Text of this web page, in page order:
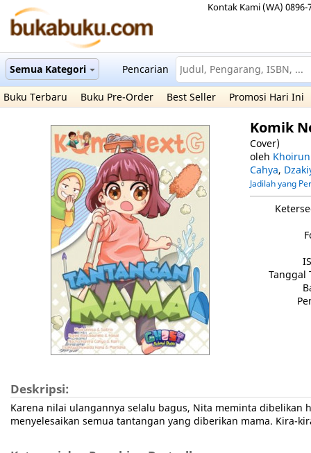
Kontak Kami (WA) 0896-
Semua Kategori Pencarian
Buku Terbaru Buku Pre-Order Best Seller Promosi Hari Ini
Komik
Cover)
oleh
Cahya,
Jadilah yang
Tanggal
Deskripsi:
Karena nilai ulangannya selalu bagus, Nita meminta
menyelesaikan semua tantangan yang diberikan mama. Kira-